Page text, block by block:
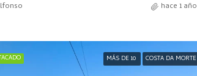
hace 1 año
MÁS DE 10 COSTA DA MORTE